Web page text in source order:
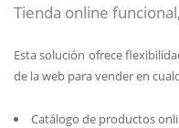
Tienda online
Esta solución ofrece
de la web para vender en
Catálogo de productos